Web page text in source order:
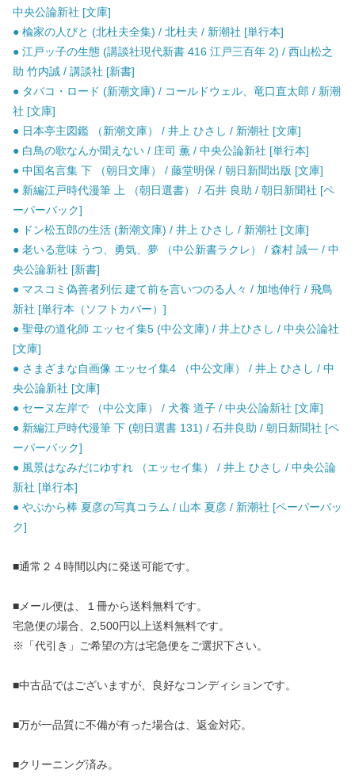
中央公論新社 [文庫]
● 楡家の人びと (北杜夫全集) / 北杜夫 / 新潮社 [単行本]
● 江戸ッ子の生態 (講談社現代新書 416 江戸三百年 2) / 西山松之
助 竹内誠 / 講談社 [新書]
● タバコ・ロード (新潮文庫) / コールドウェル、竜口直太郎 / 新潮
社 [文庫]
● 日本亭主図鑑 （新潮文庫） / 井上 ひさし / 新潮社 [文庫]
● 白鳥の歌なんか聞えない / 庄司 薫 / 中央公論新社 [単行本]
● 中国名言集 下 （朝日文庫） / 藤堂明保 / 朝日新聞出版 [文庫]
● 新編江戸時代漫筆 上 （朝日選書） / 石井 良助 / 朝日新聞社 [ペ
ーパーバック]
● ドン松五郎の生活 (新潮文庫) / 井上 ひさし / 新潮社 [文庫]
● 老いる意味 うつ、勇気、夢 （中公新書ラクレ） / 森村 誠一 / 中
央公論新社 [新書]
● マスコミ偽善者列伝 建て前を言いつのる人々 / 加地伸行 / 飛鳥
新社 [単行本（ソフトカバー）]
● 聖母の道化師 エッセイ集5 (中公文庫) / 井上ひさし / 中央公論社
[文庫]
● さまざまな自画像 エッセイ集4 （中公文庫） / 井上 ひさし / 中
央公論新社 [文庫]
● セーヌ左岸で （中公文庫） / 犬養 道子 / 中央公論新社 [文庫]
● 新編江戸時代漫筆 下 (朝日選書 131) / 石井良助 / 朝日新聞社 [ペ
ーパーバック]
● 風景はなみだにゆすれ （エッセイ集） / 井上 ひさし / 中央公論
新社 [単行本]
● やぶから棒 夏彦の写真コラム / 山本 夏彦 / 新潮社 [ペーパーバッ
ク]
■通常２４時間以内に発送可能です。
■メール便は、１冊から送料無料です。
宅急便の場合、2,500円以上送料無料です。
※「代引き」ご希望の方は宅急便をご選択下さい。
■中古品ではございますが、良好なコンディションです。
■万が一品質に不備が有った場合は、返金対応。
■クリーニング済み。